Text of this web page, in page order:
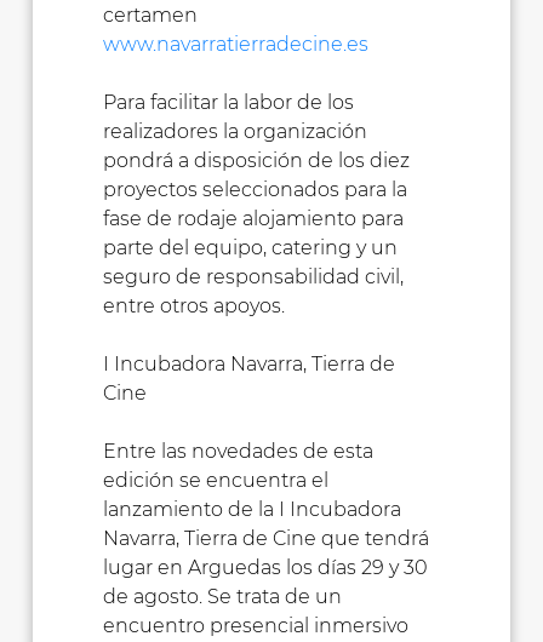
certamen
www.navarratierradecine.es
Para facilitar la labor de los
realizadores la organización
pondrá a disposición de los diez
proyectos seleccionados para la
fase de rodaje alojamiento para
parte del equipo, catering y un
seguro de responsabilidad civil,
entre otros apoyos.
I Incubadora Navarra, Tierra de
Cine
Entre las novedades de esta
edición se encuentra el
lanzamiento de la I Incubadora
Navarra, Tierra de Cine que tendrá
lugar en Arguedas los días 29 y 30
de agosto. Se trata de un
encuentro presencial inmersivo